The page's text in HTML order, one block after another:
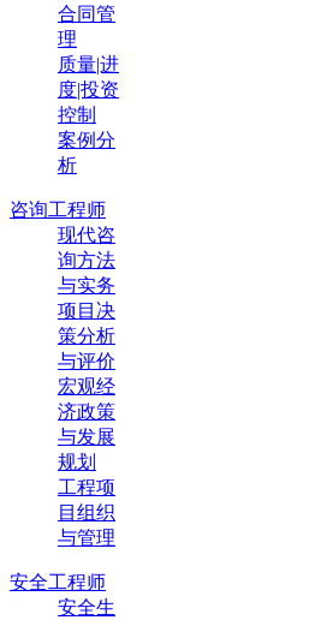
合同管
理
质量|进
度|投资
控制
案例分
析
咨询工程师
现代咨
询方法
与实务
项目决
策分析
与评价
宏观经
济政策
与发展
规划
工程项
目组织
与管理
安全工程师
安全生